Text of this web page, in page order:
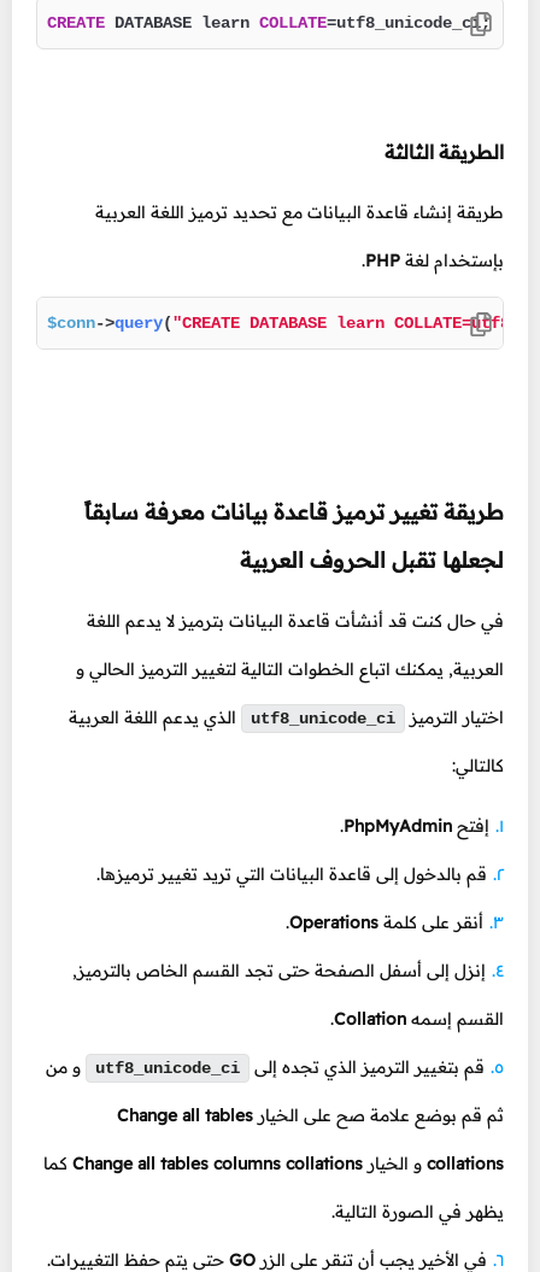
CREATE DATABASE learn COLLATE=utf8_unicode_ci;
الطريقة الثالثة
طريقة إنشاء قاعدة البيانات مع تحديد ترميز اللغة العربية
بإستخدام لغة PHP
.
$conn->query("CREATE DATABASE learn
طريقة تغيير ترميز قاعدة بيانات معرفة سابقاً
لجعلها تقبل الحروف العربية
في حال كنت قد أنشأت قاعدة البيانات بترميز لا يدعم اللغة
العربية, يمكنك اتباع الخطوات التالية لتغيير الترميز الحالي و
اختيار الترميز utf8_unicode_ci الذي يدعم اللغة العربية
كالتالي:
إفتح PhpMyAdmin
.
قم بالدخول إلى قاعدة البيانات التي تريد تغيير ترميزها.
أنقر على كلمة Operations
.
إنزل إلى أسفل الصفحة حتى تجد القسم الخاص بالترميز,
القسم إسمه Collation
.
قم بتغيير الترميز الذي تجده إلى utf8_unicode_ci و من
ثم قم بوضع علامة صح على الخيار Change all tables
collations و الخيار Change all tables columns collations كما
يظهر في الصورة التالية.
في الأخير يجب أن تنقر على الزر GO حتى يتم حفظ التغييرات.